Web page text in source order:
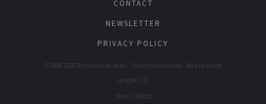
CONTACT
NEWSLETTER
PRIVACY POLICY
© 2006-2026 Tendances de Mode - Tous droits réservés - Par Lise Huret
Langue : CA
Site by Colorz